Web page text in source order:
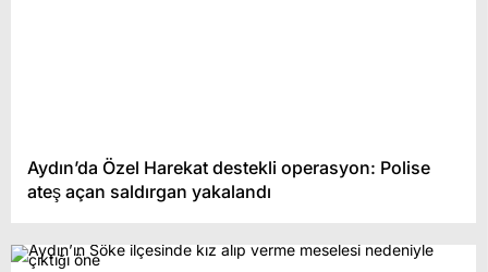
Aydın’da Özel Harekat destekli operasyon: Polise
ateş açan saldırgan yakalandı